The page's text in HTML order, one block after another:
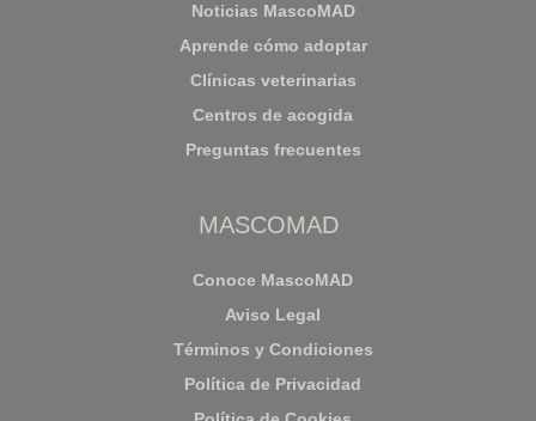
Noticias MascoMAD
Aprende cómo adoptar
Clínicas veterinarias
Centros de acogida
Preguntas frecuentes
MASCOMAD
Conoce MascoMAD
Aviso Legal
Términos y Condiciones
Política de Privacidad